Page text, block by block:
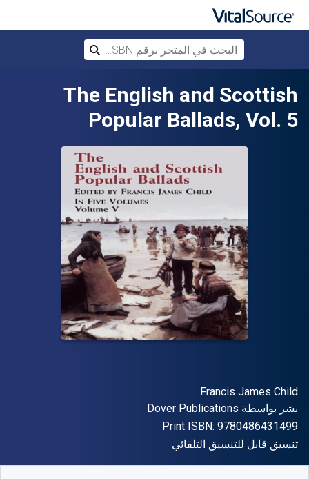
تخطي إلى المحتوى الرئيسي
The English and Scottish
Popular Ballads, Vol. 5
المؤلف (المؤلفون)
Francis James Child
الناشر
نشر بواسطة Dover Publications
Print ISBN: 9780486431499
شكل
تنسيق قابل للتنسيق التلقائي